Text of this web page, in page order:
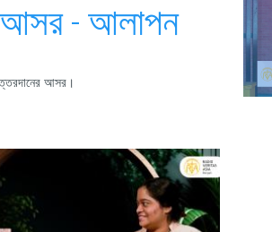
আসর - আলাপন
আসর।